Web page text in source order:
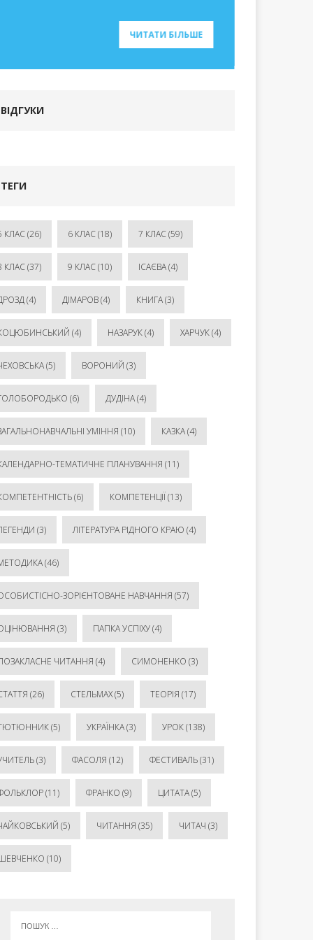
ЧИТАТИ БІЛЬШЕ
ВІДГУКИ
ТЕГИ
КЛАС(26) 6 КЛАС(18) 7 КЛАС(59)
КЛАС(37) 9 КЛАС(10) ІСАЄВА(4)
(4) ДІМАРОВ(4) КНИГА(3)
(4) НАЗАРУК(4) ХАРЧУК(4)
(5) ВОРОНИЙ (3)
(6) ДУДІНА(4)
УМІННЯ (10) КАЗКА(4)
ТЕМАТИЧНЕ ПЛАНУВАННЯ (11)
(6) КОМПЕТЕНЦІЇ (13)
(3) ЛІТЕРАТУРА РІДНОГО КРАЮ (4)
(46)
ЗОРІЄНТОВАНЕ НАВЧАННЯ (57)
(3) ПАПКА УСПІХУ(4)
ЧИТАННЯ (4) СИМОНЕНКО (3)
(26) СТЕЛЬМАХ(5) ТЕОРІЯ (17)
(5) УКРАЇНКА(3) УРОК(138)
(3) ФАСОЛЯ (12) ФЕСТИВАЛЬ(31)
(11) ФРАНКО (9) ЦИТАТА(5)
(5) ЧИТАННЯ (35) ЧИТАЧ (3)
(10)